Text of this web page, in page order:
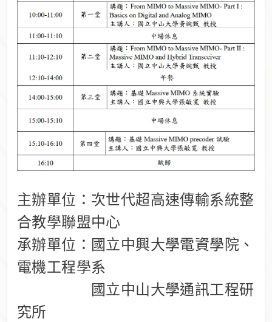
主辦單位：次世代超高速傳輸系統整
合教學聯盟中心
承辦單位：國立中興大學電資學院、
電機工程學系
國立中山大學通訊工程研
究所